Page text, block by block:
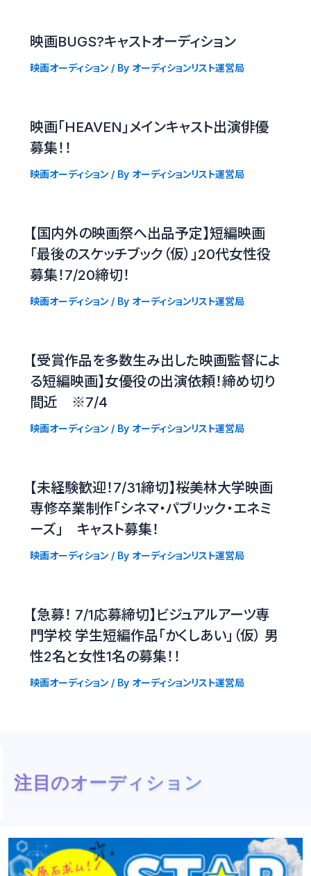
映画BUGS?キャストオーディション
映画オーディション/ By オーディションリスト運営局
映画「HEAVEN」メインキャスト出演俳優
募集！！
映画オーディション/ By オーディションリスト運営局
【国内外の映画祭へ出品予定】短編映画
「最後のスケッチブック（仮）」20代女性役
募集！7/20締切！
映画オーディション/ By オーディションリスト運営局
【受賞作品を多数生み出した映画監督によ
る短編映画】女優役の出演依頼！締め切り
間近 ※7/4
映画オーディション/ By オーディションリスト運営局
【未経験歓迎！7/31締切】桜美林大学映画
専修卒業制作「シネマ・パブリック・エネミ
ーズ」 キャスト募集！
映画オーディション/ By オーディションリスト運営局
【急募！ 7/1応募締切】ビジュアルアーツ専
門学校 学生短編作品「かくしあい」（仮） 男
性2名と女性1名の募集！！
映画オーディション/ By オーディションリスト運営局
注目のオーディション